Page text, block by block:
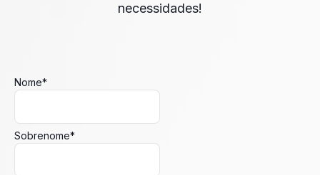
necessidades!
Nome*
Sobrenome*